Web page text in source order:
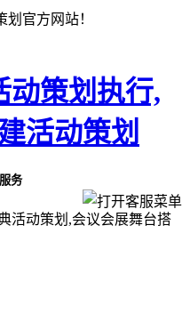
划官方网站！
务
活动策划,会议会展舞台搭